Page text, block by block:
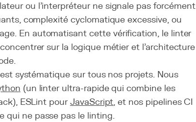
ou l'interpréteur ne signale pas forcément
complexité cyclomatique excessive, ou
En automatisant cette vérification, le linter
sur la logique métier et l'architecture
systématique sur tous nos projets. Nous
(un linter ultra-rapide qui combine les
ESLint pourJavaScript, et nos pipelines CI
ne passe pas le linting.